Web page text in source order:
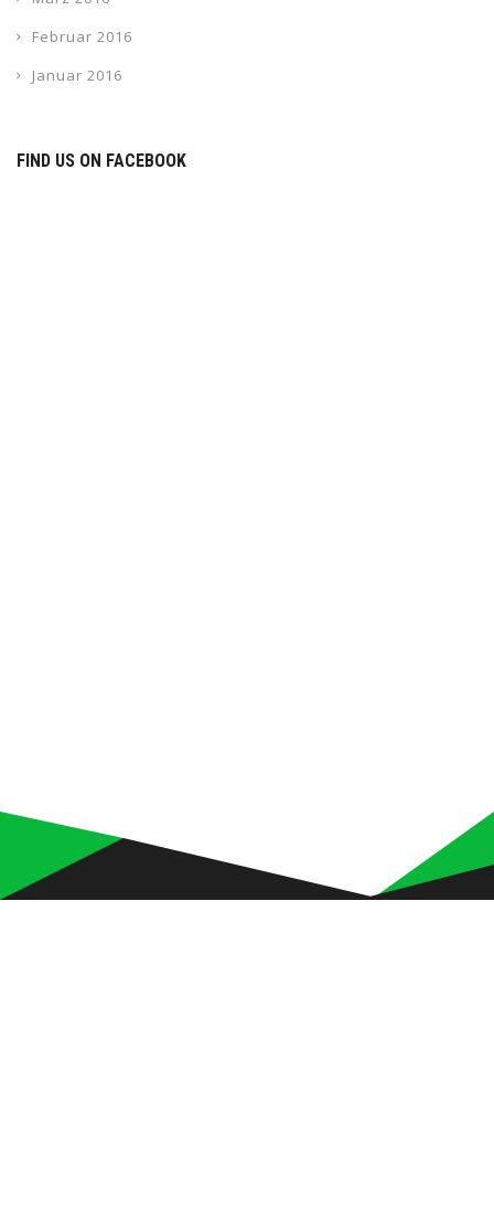
Februar 2016
Januar 2016
FIND US ON FACEBOOK